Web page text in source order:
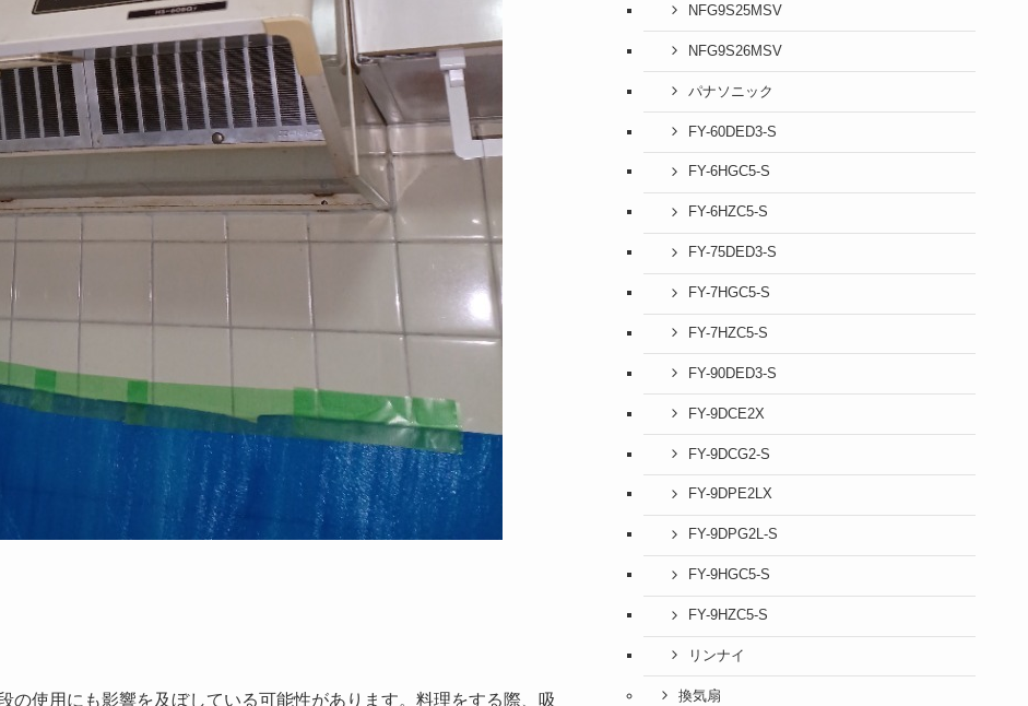
の使用にも影響を及ぼしている可能性があります。料理をする際、吸
NFG9S25MSV
NFG9S26MSV
パナソニック
FY-60DED3-S
FY-6HGC5-S
FY-6HZC5-S
FY-75DED3-S
FY-7HGC5-S
FY-7HZC5-S
FY-90DED3-S
FY-9DCE2X
FY-9DCG2-S
FY-9DPE2LX
FY-9DPG2L-S
FY-9HGC5-S
FY-9HZC5-S
リンナイ
換気扇